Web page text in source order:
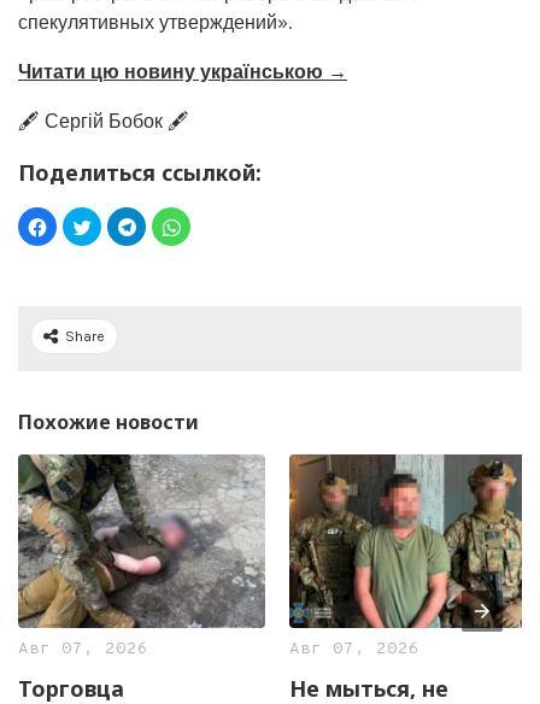
спекулятивных утверждений».
Читати цю новину українською →
🖋️ Сергій Бобок 🖋️
Поделиться ссылкой:
Share
Похожие новости
Авг 07, 2026
Торговца
Авг 07, 2026
Не мыться, не